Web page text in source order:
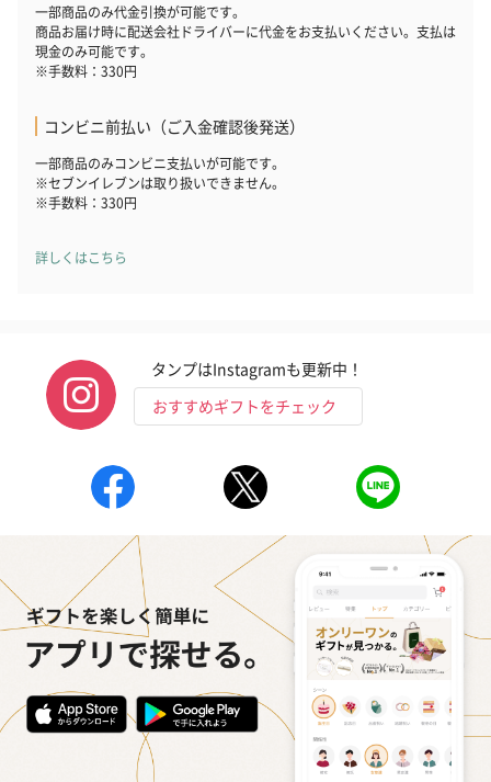
一部商品のみ代金引換が可能です。
商品お届け時に配送会社ドライバーに代金をお支払いください。支払は
現金のみ可能です。
※手数料：330円
コンビニ前払い（ご入金確認後発送）
一部商品のみコンビニ支払いが可能です。
※セブンイレブンは取り扱いできません。
※手数料：330円
詳しくはこちら
タンプはInstagramも更新中！
おすすめギフトをチェック